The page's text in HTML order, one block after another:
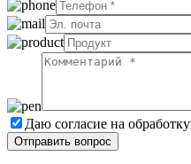
Даю согласие на обработку